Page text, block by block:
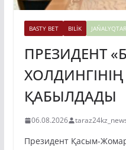
BASTY BET BILİK JAŃALYQTAR
ПРЕЗИДЕНТ
ҚАБЫЛДАДЫ
06.08.2026
Президент Қасым-